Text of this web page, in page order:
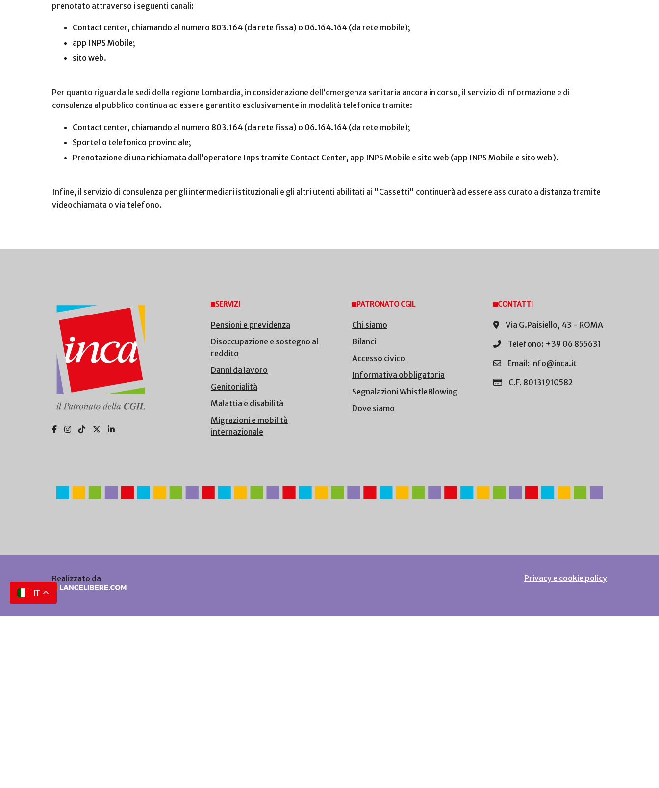
prenotato attraverso i seguenti canali:
Contact center, chiamando al numero 803.164 (da rete fissa) o 06.164.164 (da rete mobile);
app INPS Mobile;
sito web.
Per quanto riguarda le sedi della regione Lombardia, in considerazione dell’emergenza sanitaria ancora in corso, il servizio di informazione e di
consulenza al pubblico continua ad essere garantito esclusivamente in modalità telefonica tramite:
Contact center, chiamando al numero 803.164 (da rete fissa) o 06.164.164 (da rete mobile);
Sportello telefonico provinciale;
Prenotazione di una richiamata dall’operatore Inps tramite Contact Center, app INPS Mobile e sito web (app INPS Mobile e sito web).
Infine, il servizio di consulenza per gli intermediari istituzionali e gli altri utenti abilitati ai "Cassetti" continuerà ad essere assicurato a distanza tramite
videochiamata o via telefono.
SERVIZI
Pensioni e previdenza
Disoccupazione e sostegno al
reddito
Danni da lavoro
Genitorialità
Malattia e disabilità
Migrazioni e mobilità
internazionale
PATRONATO CGIL
Chi siamo
Bilanci
Accesso civico
Informativa obbligatoria
Segnalazioni WhistleBlowing
Dove siamo
CONTATTI
Via G.Paisiello, 43 - ROMA
Telefono: +39 06 855631
Email: info@inca.it
C.F. 80131910582
Realizzato da Privacy e cookie policy
IT